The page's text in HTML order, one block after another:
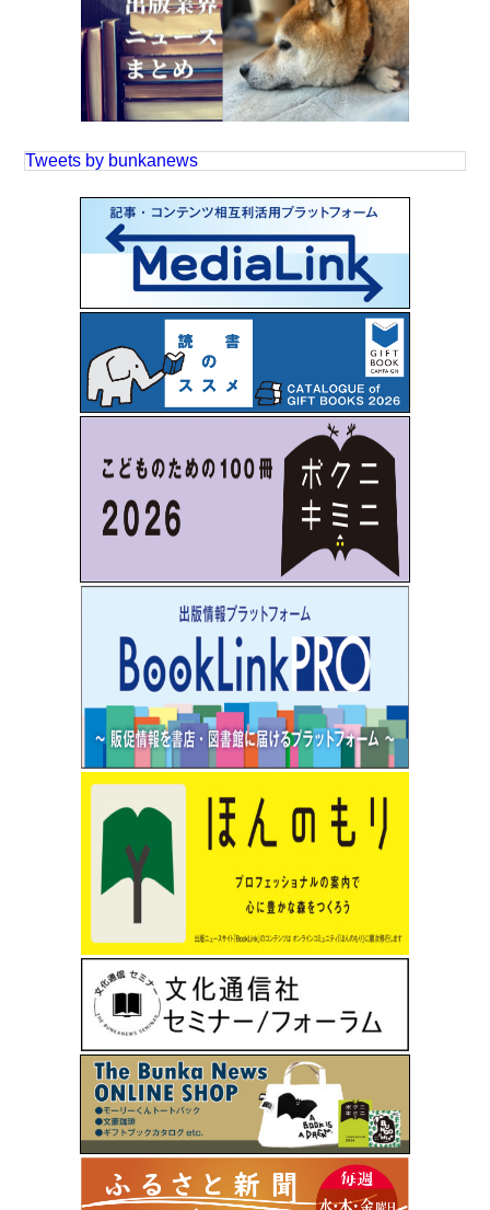
Tweets by bunkanews